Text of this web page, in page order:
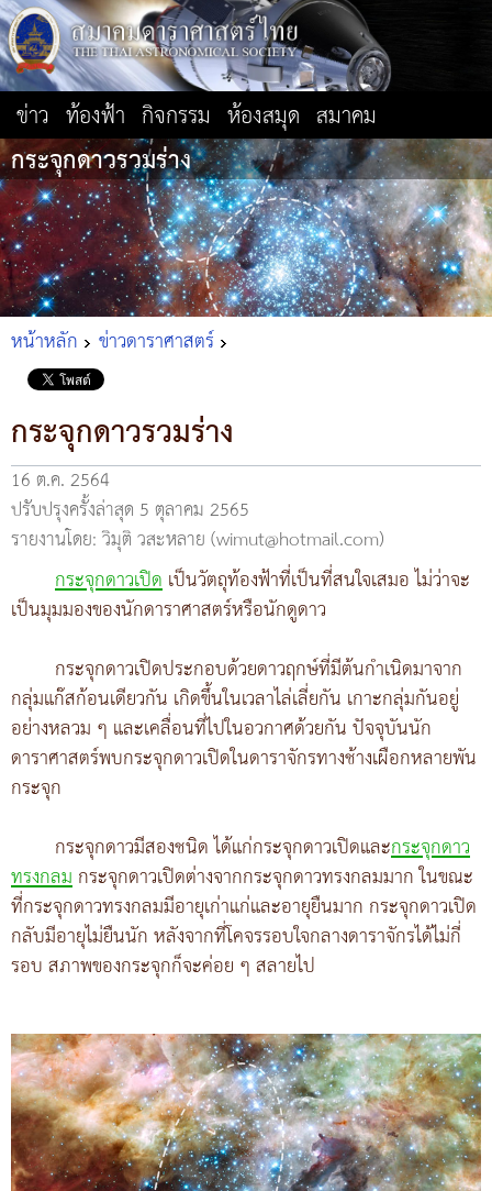
ข่าว ท้องฟ้า กิจกรรม ห้องสมุด สมาคม
กระจุกดาวรวมร่าง
หน้าหลัก ข่าวดาราศาสตร์
กระจุกดาวรวมร่าง
16 ต.ค. 2564
ปรับปรุงครั้งล่าสุด 5 ตุลาคม 2565
รายงานโดย: วิมุติ วสะหลาย (wimut@hotmail.com)
กระจุกดาวเปิดเป็นวัตถุท้องฟ้าที่เป็นที่สนใจเสมอ ไม่ว่าจะ
เป็นมุมมองของนักดาราศาสตร์หรือนักดูดาว
กระจุกดาวเปิดประกอบด้วยดาวฤกษ์ที่มีต้นกำเนิดมาจาก
กลุ่มแก๊สก้อนเดียวกัน เกิดขึ้นในเวลาไล่เลี่ยกัน เกาะกลุ่มกันอยู่
อย่างหลวม ๆ และเคลื่อนที่ไปในอวกาศด้วยกัน ปัจจุบันนัก
ดาราศาสตร์พบกระจุกดาวเปิดในดาราจักรทางช้างเผือกหลายพัน
กระจุก
กระจุกดาวมีสองชนิด ได้แก่กระจุกดาวเปิดและกระจุกดาว
ทรงกลมกระจุกดาวเปิดต่างจากกระจุกดาวทรงกลมมาก ในขณะ
ที่กระจุกดาวทรงกลมมีอายุเก่าแก่และอายุยืนมาก กระจุกดาวเปิด
กลับมีอายุไม่ยืนนัก หลังจากที่โคจรรอบใจกลางดาราจักรได้ไม่กี่
รอบ สภาพของกระจุกก็จะค่อย ๆ สลายไป